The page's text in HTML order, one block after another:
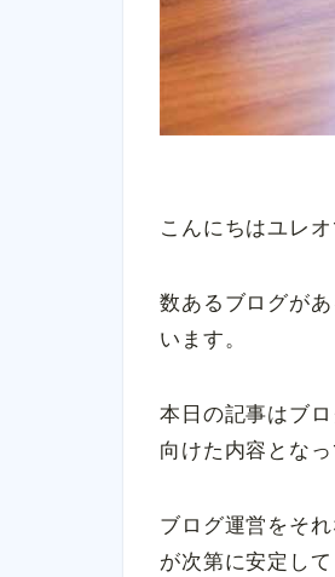
こんにちはユレオ
数あるブログが
います。
本日の記事はブ
向けた内容となっ
ブログ運営をそ
が次第に安定し